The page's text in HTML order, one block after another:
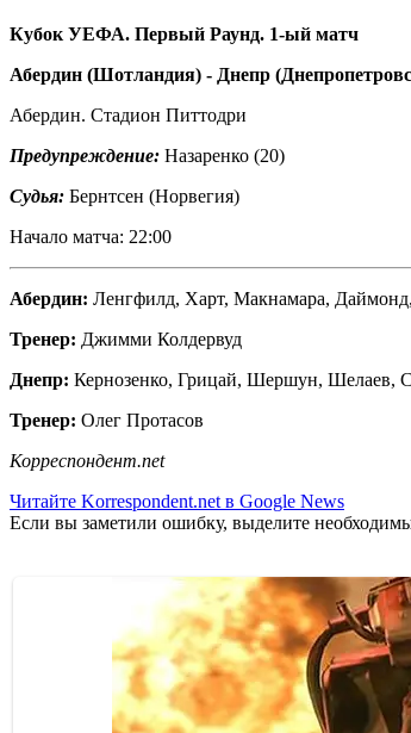
Кубок УЕФА. Первый Раунд. 1-ый матч
Абердин (Шотландия) - Днепр
Абердин. Стадион Питтодри
Предупреждение: Назаренко (20)
Судья: Бернтсен (Норвегия)
Начало матча: 22:00
Абердин: Ленгфилд, Харт, Макнамара,
Тренер: Джимми Колдервуд
Днепр: Кернозенко, Грицай, Шершун, Шелаев,
Тренер: Олег Протасов
Корреспондент.net
Читайте Korrespondent.net в Google News
Если вы заметили ошибку, выделите